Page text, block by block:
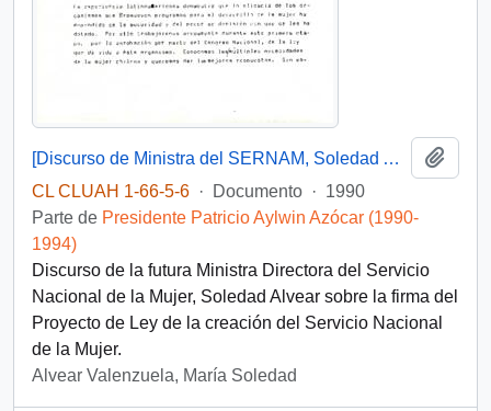
[Discurso de Ministra del SERNAM, Soledad Alvear]
CL CLUAH 1-66-5-6 · Documento · 1990
Parte de Presidente Patricio Aylwin Azócar (1990-
1994)
Discurso de la futura Ministra Directora del Servicio
Nacional de la Mujer, Soledad Alvear sobre la firma del
Proyecto de Ley de la creación del Servicio Nacional
de la Mujer.
Alvear Valenzuela, María Soledad